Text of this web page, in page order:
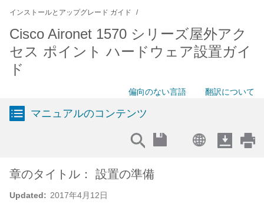
インストールとアップグレード ガイド
Cisco Aironet 1570 シリーズ屋外アク
セス ポイント ハードウェア設置ガイ
ド
偏向のない言語 翻訳について
マニュアルのコンテンツ
Updated: 2017年4月12日
章のタイトル： 設置の準備